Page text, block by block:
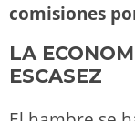
comisiones
LA
ESCASEZ